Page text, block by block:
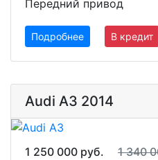
Передний привод
Подробнее В кредит
Audi A3 2014
1 250 000 руб. 1 340